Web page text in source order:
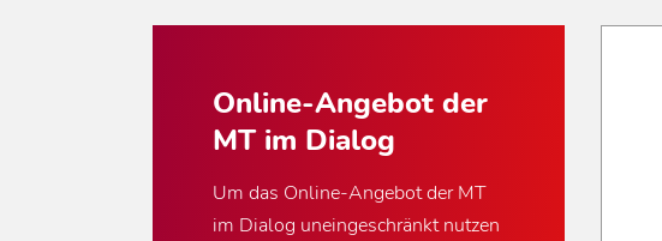
Online-Angebot der
MT im Dialog
Um das Online-Angebot der MT
im Dialog uneingeschränkt nutzen